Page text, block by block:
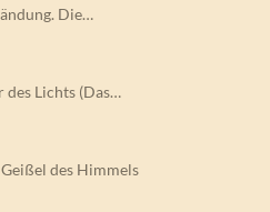
Die…
des Lichts (Das…
des Himmels